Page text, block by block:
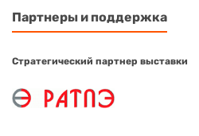
Партнеры и поддержка
Стратегический партнер выставки